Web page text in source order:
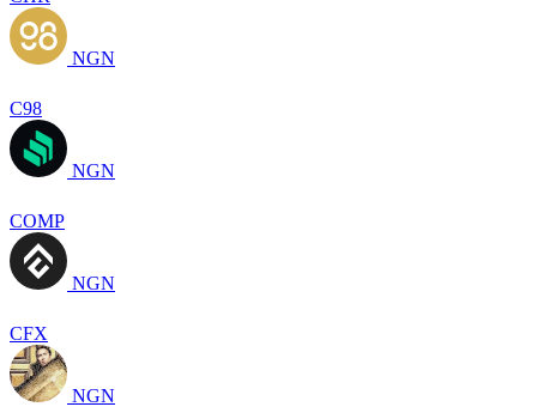
NGN
C98
NGN
COMP
NGN
CFX
NGN